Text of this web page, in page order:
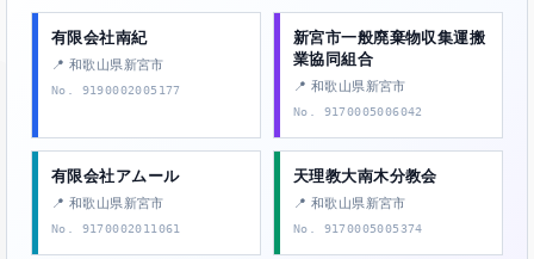
有限会社南紀
📍 和歌山県新宮市
No. 9190002005177
新宮市一般廃棄物収集運搬
業協同組合
📍 和歌山県新宮市
No. 9170005006042
有限会社アムール
📍 和歌山県新宮市
No. 9170002011061
天理教大南木分教会
📍 和歌山県新宮市
No. 9170005005374